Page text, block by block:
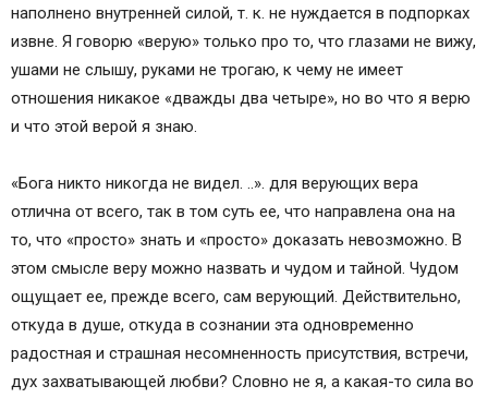
наполнено внутренней силой, т. к. не нуждается в подпорках
извне. Я говорю «верую» только про то, что глазами не вижу,
ушами не слышу, руками не трогаю, к чему не имеет
отношения никакое «дважды два четыре», но во что я верю
и что этой верой я знаю.
«Бога никто никогда не видел. ..». для верующих вера
отлична от всего, так в том суть ее, что направлена она на
то, что «просто» знать и «просто» доказать невозможно. В
этом смысле веру можно назвать и чудом и тайной. Чудом
ощущает ее, прежде всего, сам верующий. Действительно,
откуда в душе, откуда в сознании эта одновременно
радостная и страшная несомненность присутствия, встречи,
дух захватывающей любви? Словно не я, а какая-то сила во